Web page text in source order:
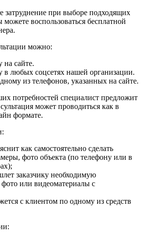
при выборе подходящих
воспользоваться бесплатной
можно:
на сайте.
в любых соцсетях нашей организации.
из телефонов, указанных на сайте.
потребностей специалист предложит
может проводиться как в
формате.
как самостоятельно сделать
фото объекта (по телефону или в
заказчику необходимую
или видеоматериалы с
с клиентом по одному из средств